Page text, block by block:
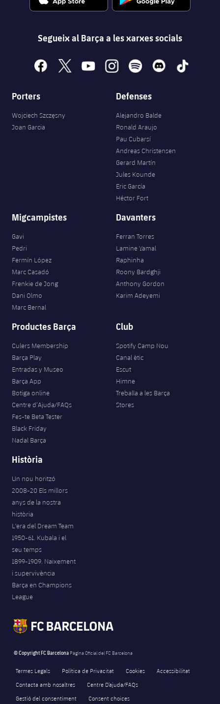
Segueix al Barça a les xarxes socials
facebook
x youtubeinstagramspotify discord tiktok
Porters
Wojciech Szczęsny
Joan Garcia
Defenses
Alejandro Balde
Ronald Araujo
Pau Cubarsí
Andreas Christensen
Gerard Martín
Jules Kounde
Eric García
Héctor Fort
Migcampistes
Gavi
Pedri
Fermín López
Marc Casadó
Frenkie de Jong
Dani Olmo
Marc Bernal
Davanters
Ferran Torres
Lamine Yamal
Raphinha
Roony Bardghji
Anthony Gordon
Karim Adeyemi
Productes Barça
Culers Membership
Barça Play
Entradas y Museo
Barça App
Botiga online
Centre d’Ajuda/FAQs
Fes-te Beta Tester
Black Friday
Nadal Barça
Club
Spotify Camp Nou
Canal ètic
Escut
Himne
Treballa a les Barça
Stores
Història
Un nou horitzó
2008-20 Els millors
anys de la nostra
història
L'era del Dream Team
1950-61. Kubala i el
seu temps
1899-1909. Naixement
i supervivència
Barça en Champions
League
© Copyright FC Barcelona Pàgina Oficial del FC Barcelona
Termes Legals Política de Privacitat Cookies
Accessibilitat
Contacta amb nosaltres
Centre D’ajuda/FAQs
Gestió del consentiment
Consent choices